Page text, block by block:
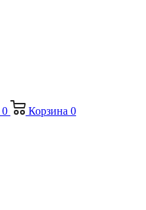
0 Корзина 0